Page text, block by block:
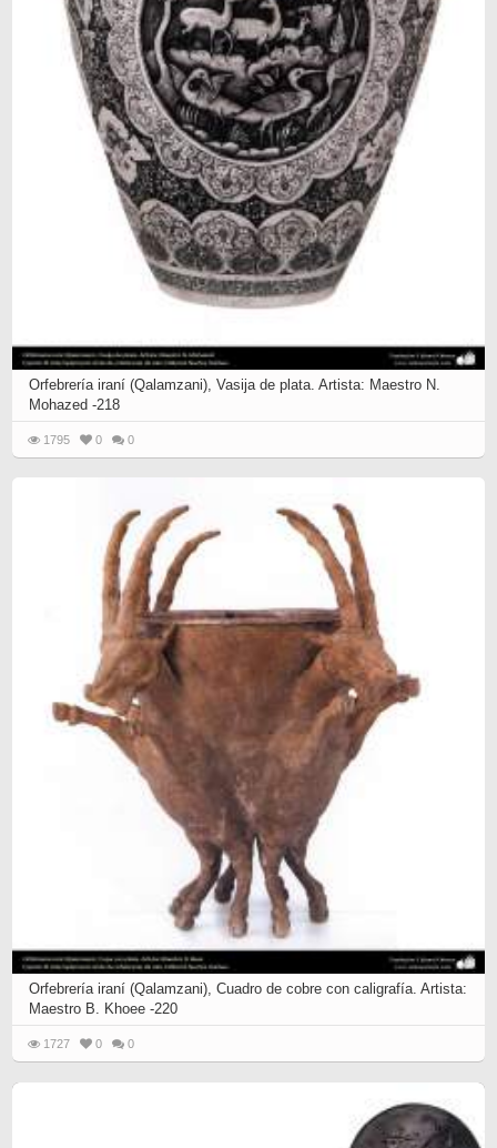
Orfebrería iraní (Qalamzani), Vasija de plata. Artista: Maestro N.
Mohazed -218
1795 0 0
Orfebrería iraní (Qalamzani), Cuadro de cobre con caligrafía. Artista:
Maestro B. Khoee -220
1727 0 0